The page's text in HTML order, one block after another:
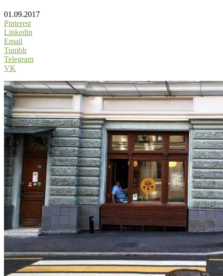
01.09.2017
Pinterest
Linkedin
Email
Tumblr
Telegram
VK